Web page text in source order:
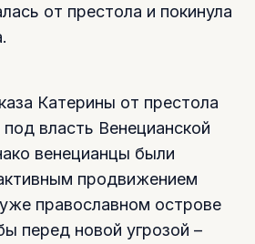
от престола и покинула
Катерины от престола
власть Венецианской
венецианцы были
продвижением
православном острове
перед новой угрозой –